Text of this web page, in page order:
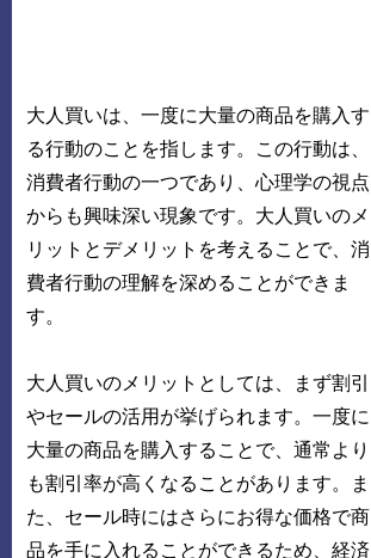
大人買いは、一度に大量の商品を購入す
る行動のことを指します。この行動は、
消費者行動の一つであり、心理学の視点
からも興味深い現象です。大人買いのメ
リットとデメリットを考えることで、消
費者行動の理解を深めることができま
す。
大人買いのメリットとしては、まず割引
やセールの活用が挙げられます。一度に
大量の商品を購入することで、通常より
も割引率が高くなることがあります。ま
た、セール時にはさらにお得な価格で商
品を手に入れることができるため、経済